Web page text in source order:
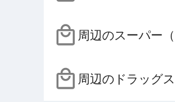
周辺のスーパー
周辺のドラッグ